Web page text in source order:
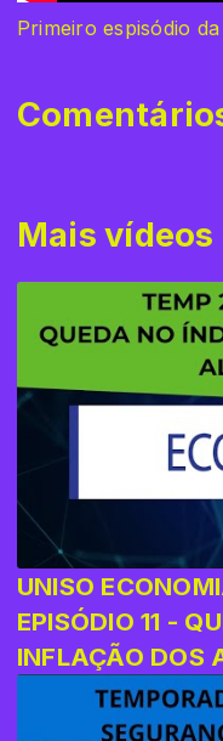
Mais vídeos
UNISO
EPISÓDIO 11 -
INFLAÇÃO DOS
Primeiro espisódio da